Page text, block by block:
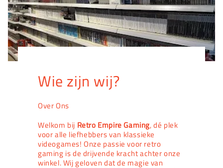
Wie zijn wij?
Over Ons
Welkom bij Retro Empire Gaming, dé plek
voor alle liefhebbers van klassieke
videogames! Onze passie voor retro
gaming is de drijvende kracht achter onze
winkel. Wij geloven dat de magie van